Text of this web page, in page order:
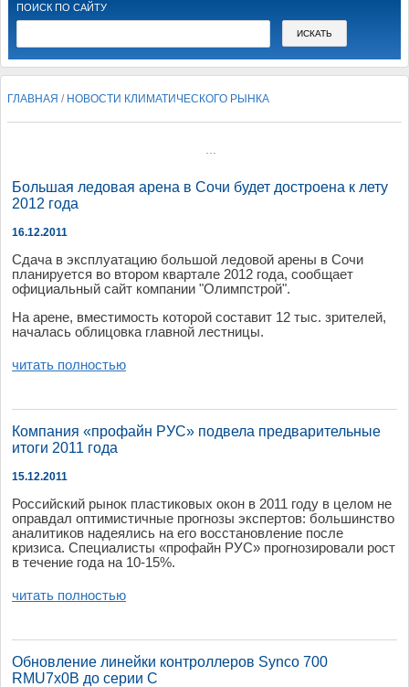
ПОИСК ПО САЙТУ
ГЛАВНАЯ / НОВОСТИ КЛИМАТИЧЕСКОГО РЫНКА
Большая ледовая арена в Сочи будет достроена к лету
2012 года
16.12.2011
Сдача в эксплуатацию большой ледовой арены в Сочи
планируется во втором квартале 2012 года, сообщает
официальный сайт компании "Олимпстрой".
На арене, вместимость которой составит 12 тыс. зрителей,
началась облицовка главной лестницы.
читать полностью
Компания «профайн РУС» подвела предварительные
итоги 2011 года
15.12.2011
Российский рынок пластиковых окон в 2011 году в целом не
оправдал оптимистичные прогнозы экспертов: большинство
аналитиков надеялись на его восстановление после
кризиса. Специалисты «профайн РУС» прогнозировали рост
в течение года на 10-15%.
читать полностью
Обновление линейки контроллеров Synco 700
RMU7x0B до серии C